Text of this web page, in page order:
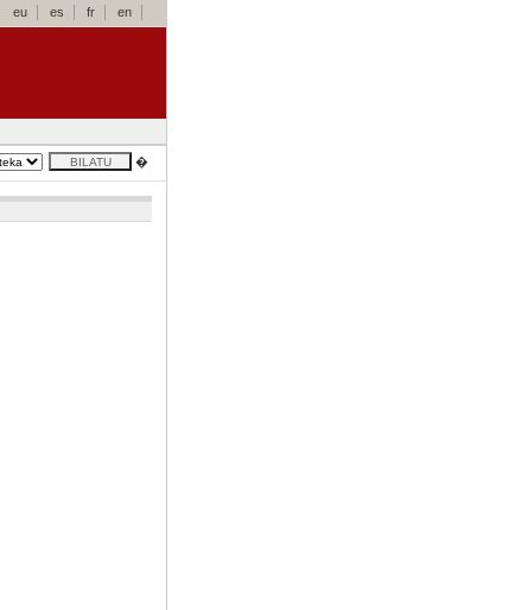
eu es fr en
�